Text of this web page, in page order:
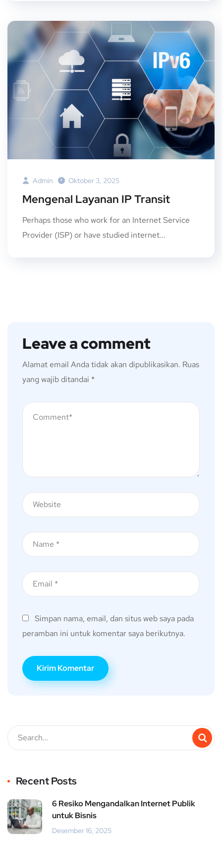
Admin Oktober 3, 2025
Mengenal Layanan IP Transit
Perhaps those who work for an Internet Service
Provider (ISP) or have studied internet...
Leave a comment
Alamat email Anda tidak akan dipublikasikan. Ruas
yang wajib ditandai *
Simpan nama, email, dan situs web saya pada
peramban ini untuk komentar saya berikutnya.
Recent Posts
6 Resiko Mengandalkan Internet Publik
untuk Bisnis
Desember 16, 2025